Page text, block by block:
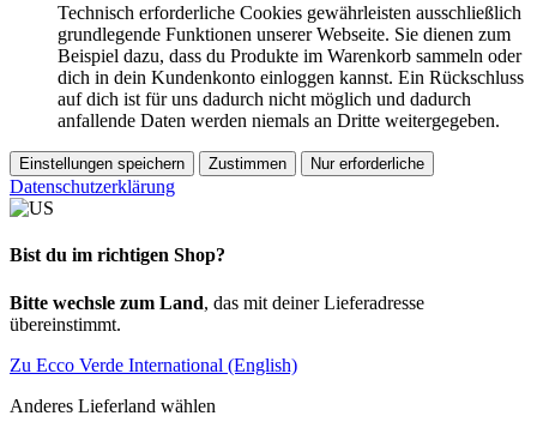
Technisch erforderliche Cookies gewährleisten ausschließlich
grundlegende Funktionen unserer Webseite. Sie dienen zum
Beispiel dazu, dass du Produkte im Warenkorb sammeln oder
dich in dein Kundenkonto einloggen kannst. Ein Rückschluss
auf dich ist für uns dadurch nicht möglich und dadurch
anfallende Daten werden niemals an Dritte weitergegeben.
Einstellungen speichern Zustimmen Nur erforderliche
Datenschutzerklärung
Bist du im richtigen Shop?
Bitte wechsle zum Land, das mit deiner Lieferadresse
übereinstimmt.
Zu Ecco Verde International (English)
Anderes Lieferland wählen